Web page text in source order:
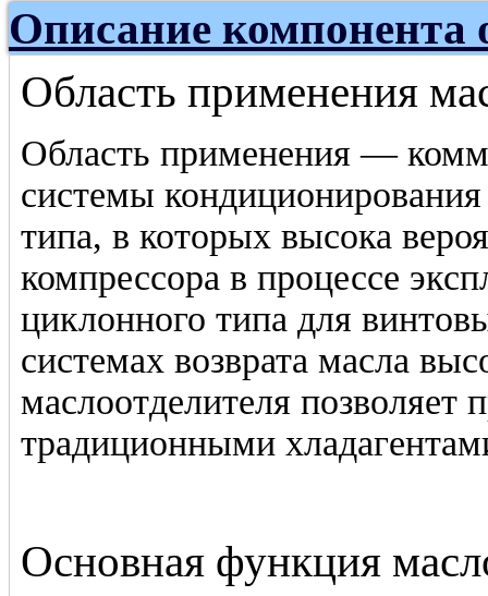
Описание компонента
Область применения
Область применения —
системы
типа, в которых высока
компрессора в процессе
циклонного типа для
системах возврата масла
маслоотделителя позволяет
традиционными
Основная функция